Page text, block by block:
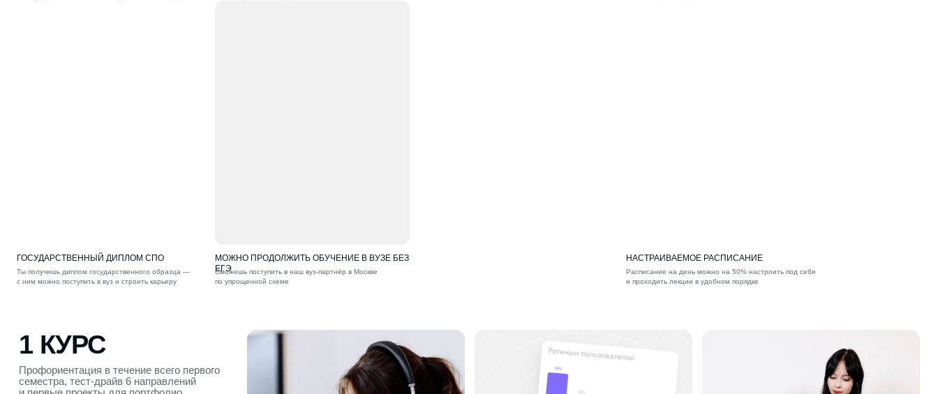
ГОСУДАРСТВЕННЫЙ ДИПЛОМ СПО
Ты получишь диплом государственного образца —
с ним можно поступить в вуз и строить карьеру
МОЖНО ПРОДОЛЖИТЬ ОБУЧЕНИЕ В ВУЗЕ БЕЗ
ЕГЭ
Сможешь поступить в наш вуз-партнёр в Москве
по упрощенной схеме
НАСТРАИВАЕМОЕ РАСПИСАНИЕ
Расписание на день можно на 50% настроить под себя
и проходить лекции в удобном порядке